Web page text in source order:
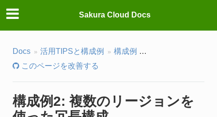
Sakura Cloud Docs
Docs 活用TIPSと構成例 構成例
このページを改善する
構成例2: 複数のリージョンを